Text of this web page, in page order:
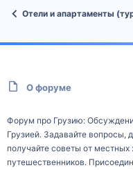
Отели и апартаменты
О форуме
Форум про Грузию:
Грузией. Задавайте вопросы,
получайте советы от местных
путешественников.